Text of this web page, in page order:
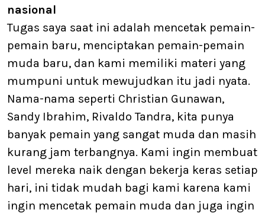
nasional
Tugas saya saat ini adalah mencetak pemain-
pemain baru, menciptakan pemain-pemain
muda baru, dan kami memiliki materi yang
mumpuni untuk mewujudkan itu jadi nyata.
Nama-nama seperti Christian Gunawan,
Sandy Ibrahim, Rivaldo Tandra, kita punya
banyak pemain yang sangat muda dan masih
kurang jam terbangnya. Kami ingin membuat
level mereka naik dengan bekerja keras setiap
hari, ini tidak mudah bagi kami karena kami
ingin mencetak pemain muda dan juga ingin